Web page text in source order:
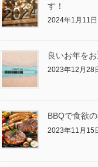
す！
2024年1月11日
良いお年を
2023年12月28
BBQで食欲
2023年11月15